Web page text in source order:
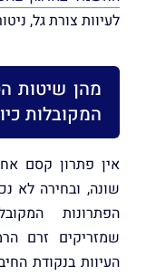
לעיוות צורת גל,
מהן שיטות
המקובלות
אין פתרון קסם
שונה, ובחירה לא
הפתרונות
שמזריקים זרם